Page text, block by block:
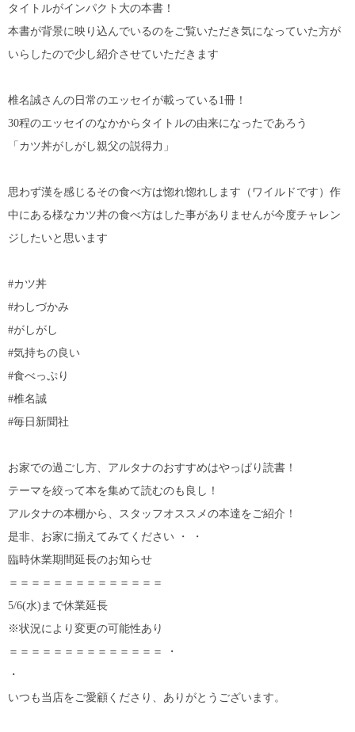
タイトルがインパクト大の本書！
本書が背景に映り込んでいるのをご覧いただき気になっていた方が
いらしたので少し紹介させていただきます
椎名誠さんの日常のエッセイが載っている1冊！
30程のエッセイのなかからタイトルの由来になったであろう
「カツ丼がしがし親父の説得力」
思わず漢を感じるその食べ方は惚れ惚れします（ワイルドです）作
中にある様なカツ丼の食べ方はした事がありませんが今度チャレン
ジしたいと思います
#カツ丼
#わしづかみ
#がしがし
#気持ちの良い
#食べっぷり
#椎名誠
#毎日新聞社
お家での過ごし方、アルタナのおすすめはやっぱり読書！
テーマを絞って本を集めて読むのも良し！
アルタナの本棚から、スタッフオススメの本達をご紹介！
是非、お家に揃えてみてください ・ ・
臨時休業期間延長のお知らせ
＝＝＝＝＝＝＝＝＝＝＝＝＝＝
5/6(水)まで休業延長
※状況により変更の可能性あり
＝＝＝＝＝＝＝＝＝＝＝＝＝＝ ・
・
いつも当店をご愛顧くださり、ありがとうございます。